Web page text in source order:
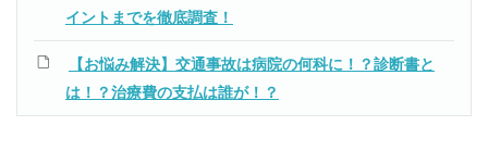
イントまでを徹底調査！
【お悩み解決】交通事故は病院の何科に！？診断書と
は！？治療費の支払は誰が！？